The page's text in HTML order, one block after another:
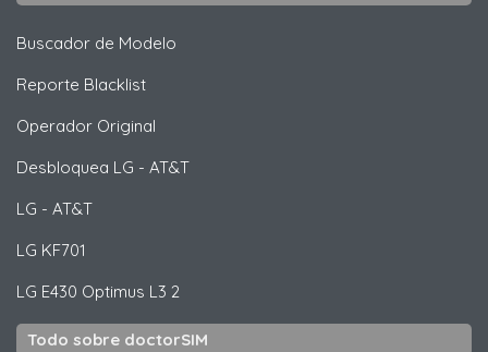
Buscador de Modelo
Reporte Blacklist
Operador Original
Desbloquea LG - AT&T
LG - AT&T
LG KF701
LG E430 Optimus L3 2
Todo sobre doctorSIM